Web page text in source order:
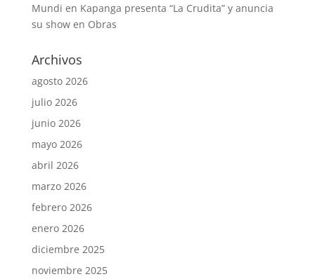
Mundi en Kapanga presenta “La Crudita” y anuncia
su show en Obras
Archivos
agosto 2026
julio 2026
junio 2026
mayo 2026
abril 2026
marzo 2026
febrero 2026
enero 2026
diciembre 2025
noviembre 2025